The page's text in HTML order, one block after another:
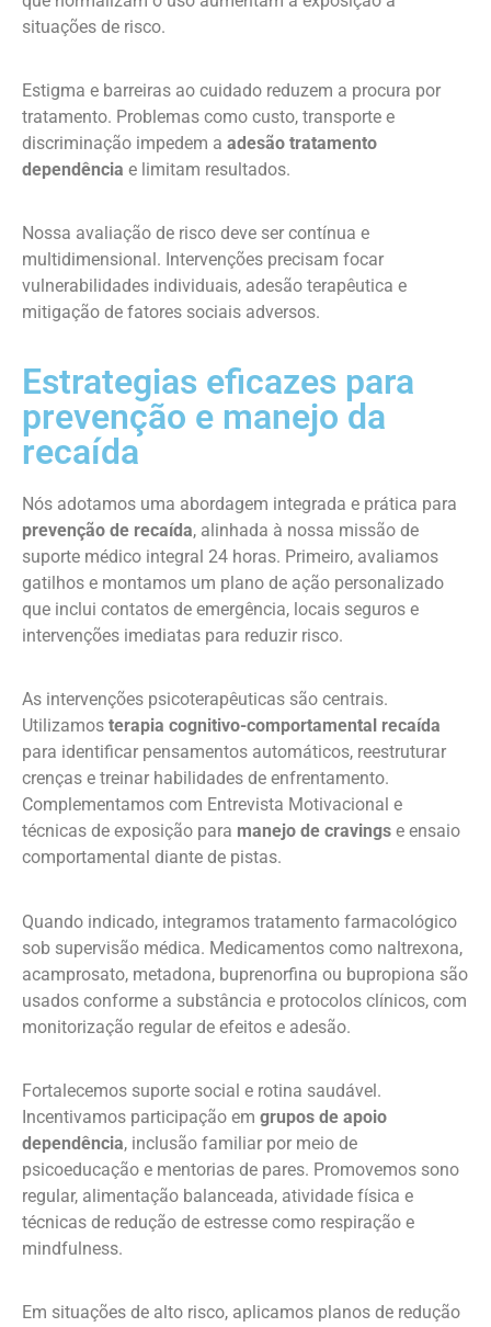
situações de risco.
Estigma e barreiras ao cuidado reduzem a procura por
tratamento. Problemas como custo, transporte e
discriminação impedem a adesão tratamento
dependência e limitam resultados.
Nossa avaliação de risco deve ser contínua e
multidimensional. Intervenções precisam focar
vulnerabilidades individuais, adesão terapêutica e
mitigação de fatores sociais adversos.
Estrategias eficazes para
prevenção e manejo da
recaída
Nós adotamos uma abordagem integrada e prática para
prevenção de recaída, alinhada à nossa missão de
suporte médico integral 24 horas. Primeiro, avaliamos
gatilhos e montamos um plano de ação personalizado
que inclui contatos de emergência, locais seguros e
intervenções imediatas para reduzir risco.
As intervenções psicoterapêuticas são centrais.
Utilizamos terapia cognitivo-comportamental recaída
para identificar pensamentos automáticos, reestruturar
crenças e treinar habilidades de enfrentamento.
Complementamos com Entrevista Motivacional e
técnicas de exposição para manejo de cravings e ensaio
comportamental diante de pistas.
Quando indicado, integramos tratamento farmacológico
sob supervisão médica. Medicamentos como naltrexona,
acamprosato, metadona, buprenorfina ou bupropiona são
usados conforme a substância e protocolos clínicos, com
monitorização regular de efeitos e adesão.
Fortalecemos suporte social e rotina saudável.
Incentivamos participação em grupos de apoio
dependência, inclusão familiar por meio de
psicoeducação e mentorias de pares. Promovemos sono
regular, alimentação balanceada, atividade física e
técnicas de redução de estresse como respiração e
mindfulness.
Em situações de alto risco, aplicamos planos de redução